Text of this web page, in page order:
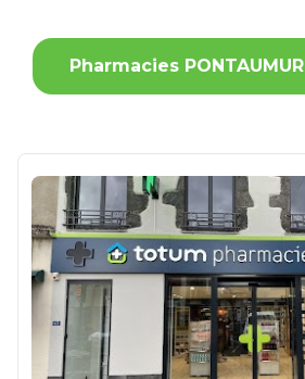
Pharmacies PONTAUMUR